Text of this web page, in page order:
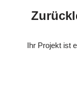
Ihr Projekt ist